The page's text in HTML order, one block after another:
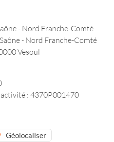
- Nord Franche-Comté
- Nord Franche-Comté
Vesoul
: 4370P001470
Géolocaliser